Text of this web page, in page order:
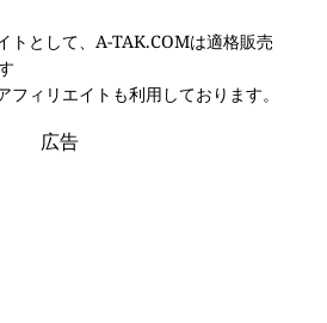
として、A-TAK.COMは適格販売
ィリエイトも利用しております。
広告